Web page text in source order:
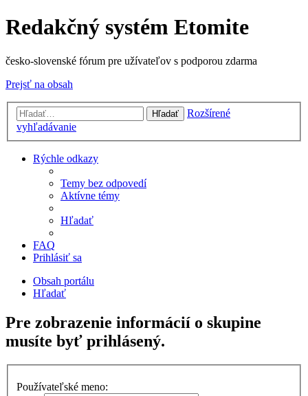
Redakčný systém Etomite
česko-slovenské fórum pre užívateľov s podporou zdarma
Prejsť na obsah
Hľadať
Rozšírené
vyhľadávanie
Rýchle odkazy
Temy bez odpovedí
Aktívne témy
Hľadať
FAQ
Prihlásiť sa
Obsah portálu
Hľadať
Pre zobrazenie informácií o skupine
musíte byť prihlásený.
Používateľské meno: